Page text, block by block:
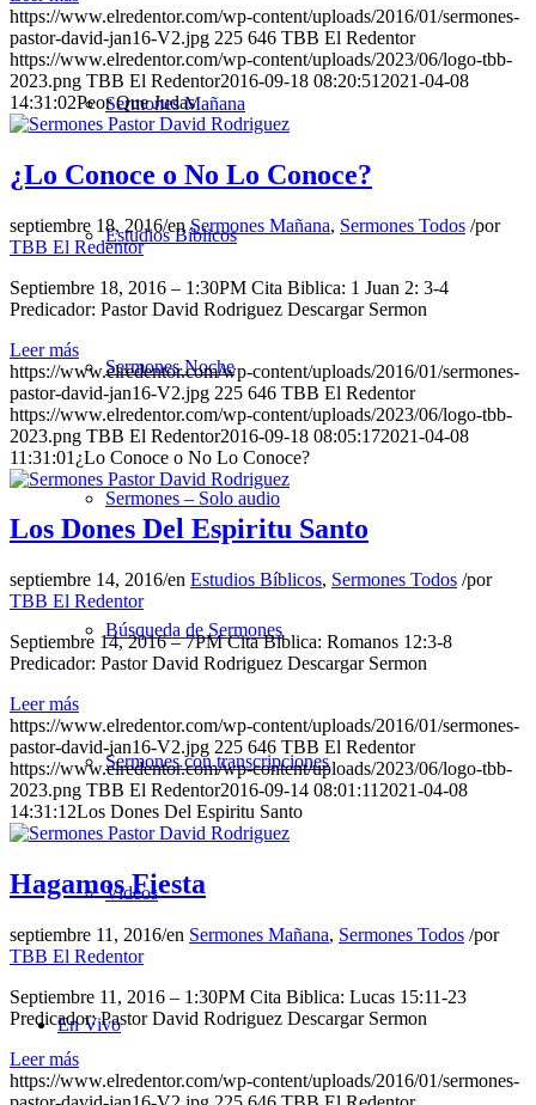
Sermones Mañana
Estudios Bíblicos
Sermones Noche
Sermones – Solo audio
Búsqueda de Sermones
Sermones con transcripciones
Videos
En Vivo
https://www.elredentor.com/wp-content/uploads/2016/01/sermones-
pastor-david-jan16-V2.jpg 225 646 TBB El Redentor
https://www.elredentor.com/wp-content/uploads/2023/06/logo-tbb-
2023.png TBB El Redentor2016-09-18 08:20:51 2021-04-08
14:31:02Peor Que Judas
¿Lo Conoce o No Lo Conoce?
septiembre 18, 2016/enSermones Mañana, Sermones Todos /por
TBB El Redentor
Septiembre 18, 2016 – 1:30PM Cita Biblica: 1 Juan 2: 3-4
Predicador: Pastor David Rodriguez Descargar Sermon
Leer más
https://www.elredentor.com/wp-content/uploads/2016/01/sermones-
pastor-david-jan16-V2.jpg 225 646 TBB El Redentor
https://www.elredentor.com/wp-content/uploads/2023/06/logo-tbb-
2023.png TBB El Redentor2016-09-18 08:05:172021-04-08
11:31:01 ¿Lo Conoce o No Lo Conoce?
Los Dones Del Espiritu Santo
septiembre 14, 2016/en Estudios Bíblicos, Sermones Todos /por
TBB El Redentor
Septiembre 14, 2016 – 7PM Cita Biblica: Romanos 12:3-8
Predicador: Pastor David Rodriguez Descargar Sermon
Leer más
https://www.elredentor.com/wp-content/uploads/2016/01/sermones-
pastor-david-jan16-V2.jpg 225 646 TBB El Redentor
https://www.elredentor.com/wp-content/uploads/2023/06/logo-tbb-
2023.png TBB El Redentor2016-09-14 08:01:11 2021-04-08
14:31:12Los Dones Del Espiritu Santo
Hagamos Fiesta
septiembre 11, 2016/en Sermones Mañana, Sermones Todos /por
TBB El Redentor
Septiembre 11, 2016 – 1:30PM Cita Biblica: Lucas 15:11-23
Predicador: Pastor David Rodriguez Descargar Sermon
Leer más
https://www.elredentor.com/wp-content/uploads/2016/01/sermones-